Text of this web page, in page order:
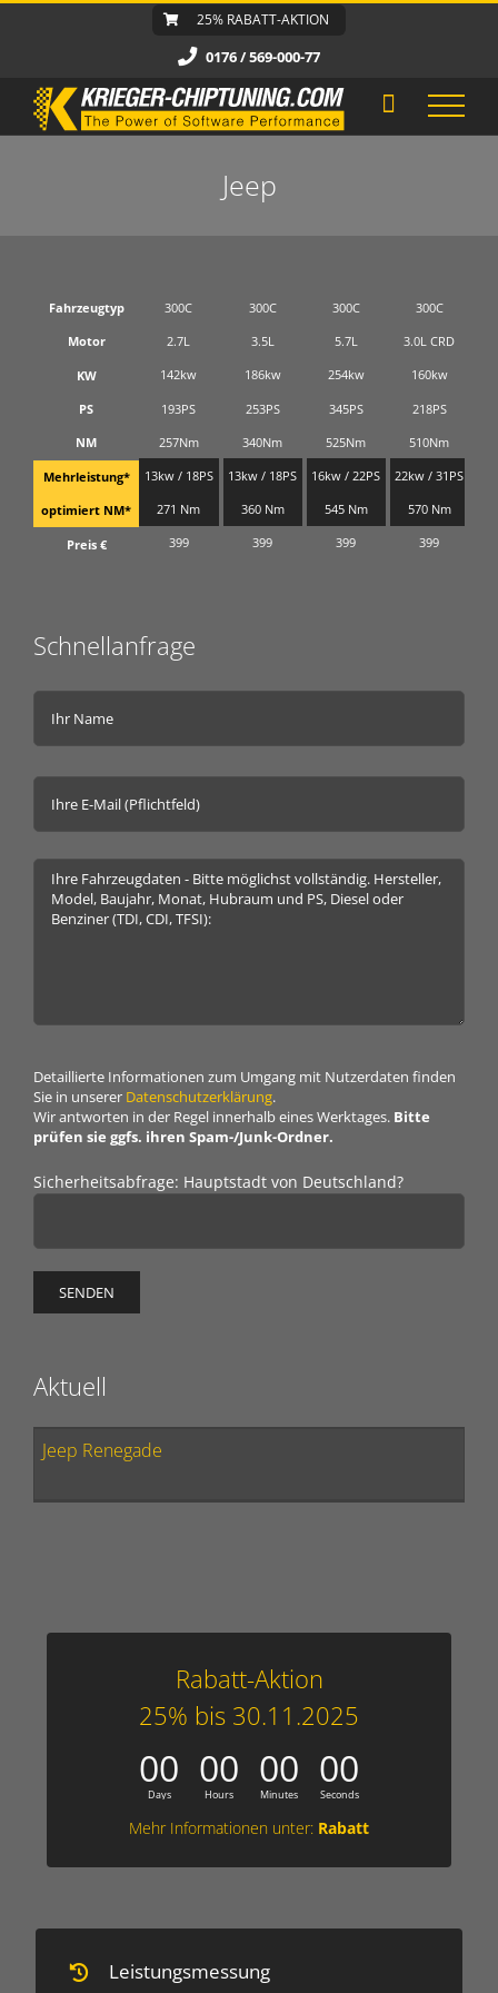
Zum
25% RABATT-AKTION
0176 / 569-000-77
Jeep
Fahrzeugtyp
Motor
KW
PS
NM
Mehrleistung*
optimiert NM*
Preis €
300C
2.7L
142kw
193PS
257Nm
13kw / 18PS
271 Nm
399
300C
3.5L
186kw
253PS
340Nm
13kw / 18PS
360 Nm
399
300C
5.7L
254kw
345PS
525Nm
16kw / 22PS
545 Nm
399
300C
3.0L CRD
160kw
218PS
510Nm
22kw / 31PS
570 Nm
399
Schnellanfrage
Detaillierte Informationen zum Umgang mit Nutzerdaten finden
Sie in unserer Daten­schutz­erklärung.
Wir antworten in der Regel innerhalb eines Werktages. Bitte
prüfen sie ggfs. ihren Spam-/Junk-Ordner.
Sicherheitsabfrage: Hauptstadt von Deutschland?
Aktuell
Jeep Renegade
Rabatt-Aktion
25% bis 30.11.2025
00
Days
00
Hours
00
Minutes
00
Seconds
Mehr Informationen unter: Rabatt
Leistungs­messung